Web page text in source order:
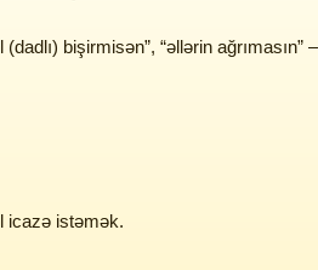
bişirmisən”, “əllərin ağrımasın”
icazə istəmək.